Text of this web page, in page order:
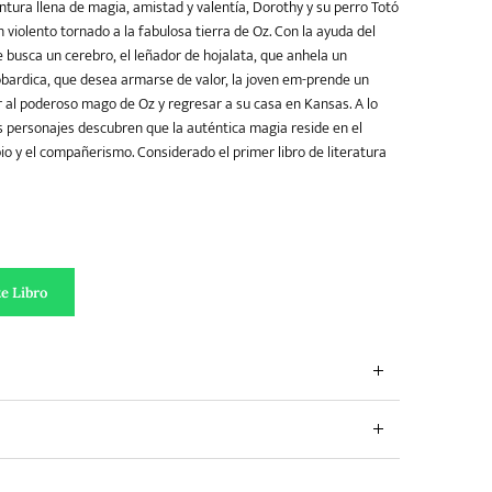
llena de magia, amistad y valentía, Dorothy y su perro Totó
violento tornado a la fabulosa tierra de Oz. Con la ayuda del
un cerebro, el leñador de hojalata, que anhela un
que desea armarse de valor, la joven em-prende un
poderoso mago de Oz y regresar a su casa en Kansas. A lo
personajes descubren que la auténtica magia reside en el
y el compañerismo. Considerado el primer libro de literatura
Libro